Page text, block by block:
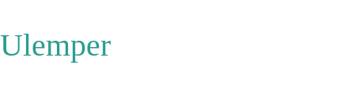
Ulemper